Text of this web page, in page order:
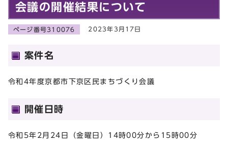
会議の開催結果について
ページ番号310076 2023年3月17日
案件名
令和4年度京都市下京区民まちづくり会議
開催日時
令和5年2月24日（金曜日）14時00分から15時00分